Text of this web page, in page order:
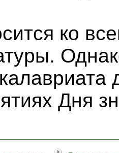
ко
Дня